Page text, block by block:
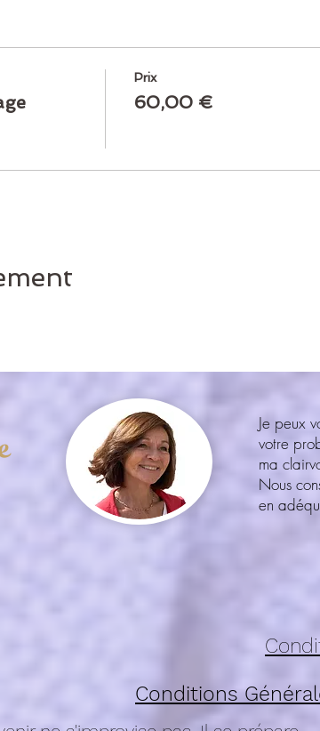
Prix
60,00 €
Je peux
votre
ma
Nous
en
Conditions